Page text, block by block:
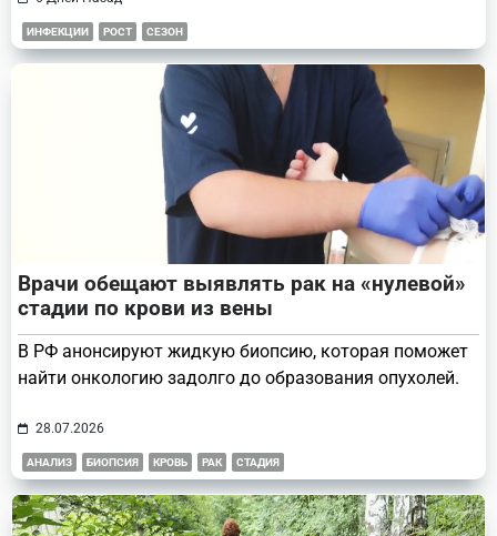
ИНФЕКЦИИ РОСТ СЕЗОН
Врачи обещают выявлять рак на «нулевой»
стадии по крови из вены
В РФ анонсируют жидкую биопсию, которая поможет
найти онкологию задолго до образования опухолей.
28.07.2026
АНАЛИЗ БИОПСИЯ КРОВЬ РАК СТАДИЯ